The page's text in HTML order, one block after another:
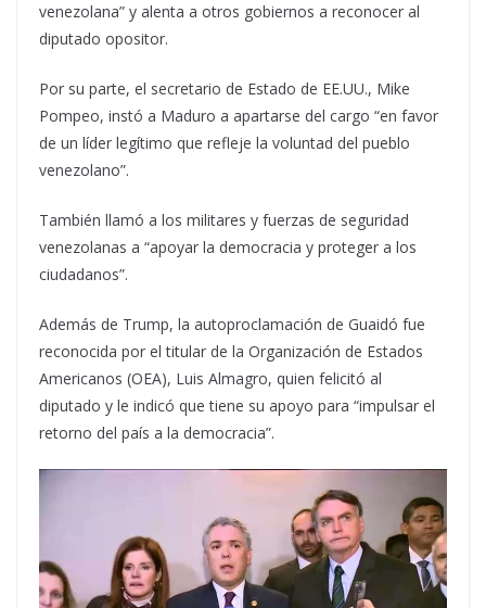
venezolana” y alenta a otros gobiernos a reconocer al
diputado opositor.
Por su parte, el secretario de Estado de EE.UU., Mike
Pompeo, instó a Maduro a apartarse del cargo “en favor
de un líder legítimo que refleje la voluntad del pueblo
venezolano”.
También llamó a los militares y fuerzas de seguridad
venezolanas a “apoyar la democracia y proteger a los
ciudadanos”.
Además de Trump, la autoproclamación de Guaidó fue
reconocida por el titular de la Organización de Estados
Americanos (OEA), Luis Almagro, quien felicitó al
diputado y le indicó que tiene su apoyo para “impulsar el
retorno del país a la democracia”.